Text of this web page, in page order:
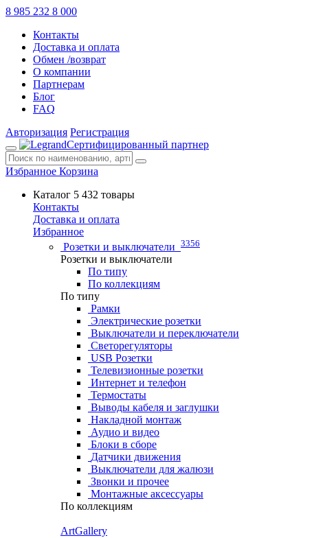
8 985 232 8 000
Контакты
Доставка и оплата
Обмен /возврат
О компании
Партнерам
Блог
FAQ
Авторизация Регистрация
Сертифицированный партнер
Избранное Корзина
Каталог 5 432 товары
Контакты
Доставка и оплата
Избранное
Розетки и выключатели 3356
Розетки и выключатели
По типу
По коллекциям
По типу
Рамки
Электрические розетки
Выключатели и переключатели
Светорегуляторы
USB Розетки
Телевизионные розетки
Интернет и телефон
Термостаты
Выводы кабеля и заглушки
Накладной монтаж
Аудио и видео
Блоки в сборе
Датчики движения
Выключатели для жалюзи
Звонки и прочее
Монтажные аксессуары
По коллекциям
ArtGallery